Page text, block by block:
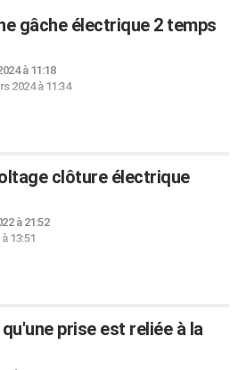
gâche électrique 2 temps
à 11:18
2024 à 11:34
clôture électrique
à 21:52
13:51
prise est reliée à la